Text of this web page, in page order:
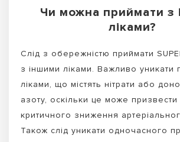
Чи можна приймати з
ліками?
Слід з обережністю приймати
з іншими ліками. Важливо уникати
ліками, що містять нітрати або
азоту, оскільки це може призвести
критичного зниження
Також слід уникати одночасного